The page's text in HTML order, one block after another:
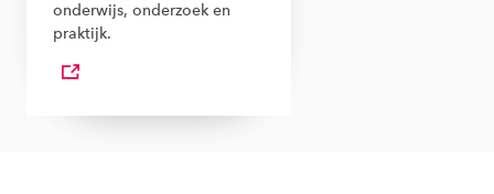
onderwijs, onderzoek en
praktijk.